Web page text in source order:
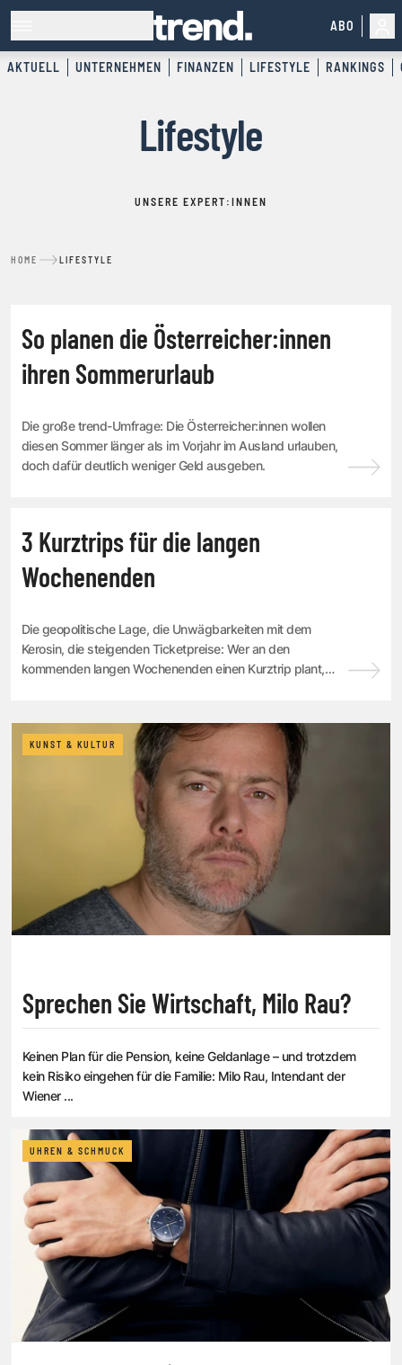
ABO
AKTUELL UNTERNEHMEN FINANZEN LIFESTYLE RANKINGS
Lifestyle
UNSERE EXPERT:INNEN
HOME LIFESTYLE
So planen die Österreicher:innen
ihren Sommerurlaub
Die große trend-Umfrage: Die Österreicher:innen wollen
diesen Sommer länger als im Vorjahr im Ausland urlauben,
doch dafür deutlich weniger Geld ausgeben.
3 Kurztrips für die langen
Wochenenden
Die geopolitische Lage, die Unwägbarkeiten mit dem
Kerosin, die steigenden Ticketpreise: Wer an den
kommenden langen Wochenenden einen Kurztrip plant,
KUNST & KULTUR
Sprechen Sie Wirtschaft, Milo Rau?
Keinen Plan für die Pension, keine Geldanlage – und trotzdem
kein Risiko eingehen für die Familie: Milo Rau, Intendant der
Wiener ...
UHREN & SCHMUCK